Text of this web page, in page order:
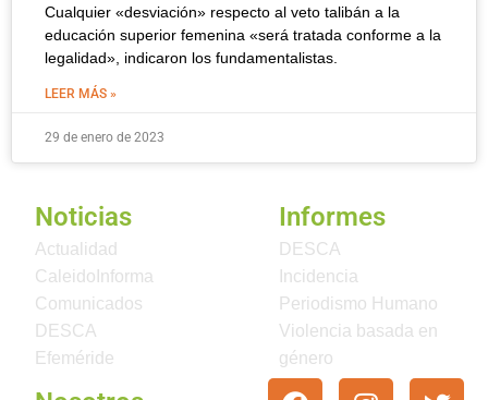
Cualquier «desviación» respecto al veto talibán a la
educación superior femenina «será tratada conforme a la
legalidad», indicaron los fundamentalistas.
LEER MÁS »
29 de enero de 2023
Noticias
Actualidad
CaleidoInforma
Comunicados
DESCA
Efeméride
Informes
DESCA
Incidencia
Periodismo Humano
Violencia basada en
género